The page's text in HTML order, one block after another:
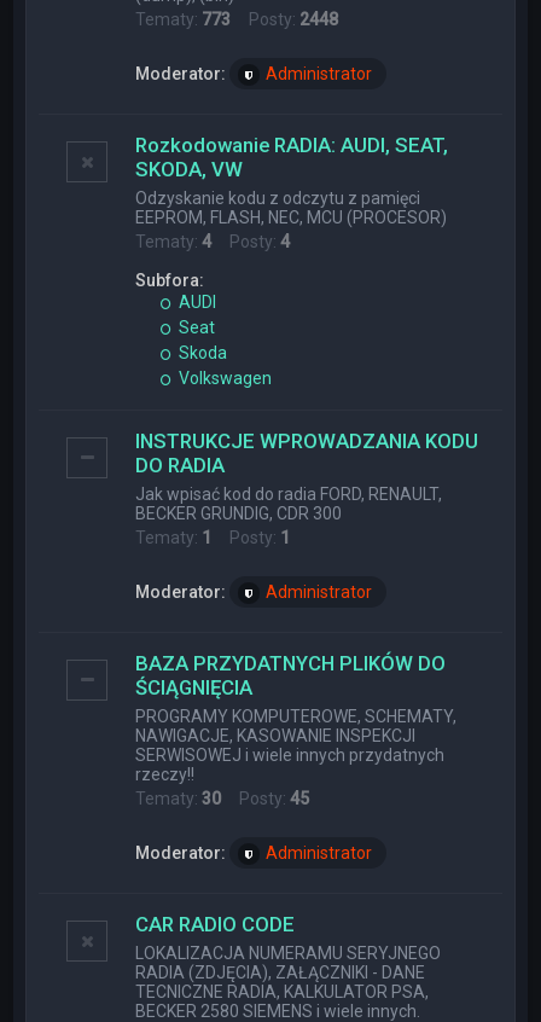
Tematy: 773 Posty: 2448
Moderator: Administrator
Rozkodowanie RADIA: AUDI, SEAT,
SKODA, VW
Odzyskanie kodu z odczytu z pamięci
EEPROM, FLASH, NEC, MCU (PROCESOR)
Tematy:4Posty:4
Subfora:
AUDI
Seat
Skoda
Volkswagen
INSTRUKCJE WPROWADZANIA KODU
DO RADIA
Jak wpisać kod do radia FORD, RENAULT,
BECKER GRUNDIG, CDR 300
Tematy: 1 Posty: 1
Moderator: Administrator
BAZA PRZYDATNYCH PLIKÓW DO
ŚCIĄGNIĘCIA
PROGRAMY KOMPUTEROWE, SCHEMATY,
NAWIGACJE, KASOWANIE INSPEKCJI
SERWISOWEJ i wiele innych przydatnych
rzeczy!!
Tematy:30 Posty:45
Moderator: Administrator
CAR RADIO CODE
LOKALIZACJA NUMERAMU SERYJNEGO
RADIA (ZDJĘCIA), ZAŁĄCZNIKI - DANE
TECNICZNE RADIA, KALKULATOR PSA,
BECKER 2580 SIEMENS i wiele innych.